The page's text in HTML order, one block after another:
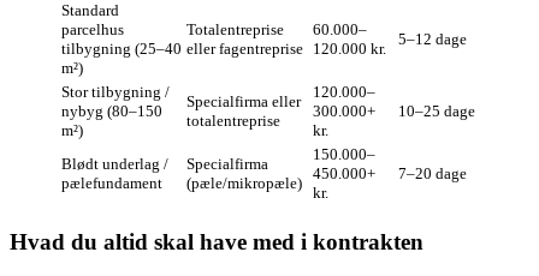
Standard
parcelhus
tilbygning (25–40
m²)
Totalentreprise
eller fagentreprise
60.000–
120.000 kr.
5–12 dage
Stor tilbygning /
nybyg (80–150
m²)
Specialfirma eller
totalentreprise
120.000–
300.000+
kr.
10–25 dage
Blødt underlag /
pælefundament
Specialfirma
(pæle/mikropæle)
150.000–
450.000+
kr.
7–20 dage
Hvad du altid skal have med i kontrakten